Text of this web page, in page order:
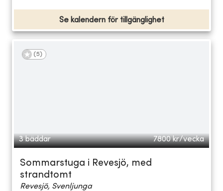
Se kalendern för tillgänglighet
(5)
3 bäddar 7800 kr/vecka
Sommarstuga i Revesjö, med
strandtomt
Revesjö, Svenljunga